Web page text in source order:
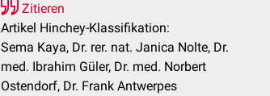
Zitieren
Artikel Hinchey-Klassifikation:
Sema Kaya, Dr. rer. nat. Janica Nolte, Dr.
med. Ibrahim Güler, Dr. med. Norbert
Ostendorf, Dr. Frank Antwerpes